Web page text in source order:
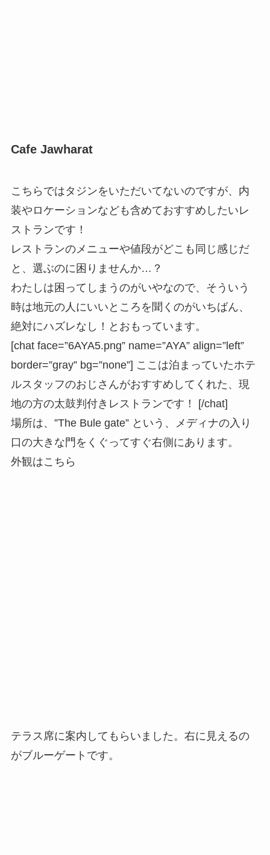
Cafe Jawharat
こちらではタジンをいただいてないのですが、内
装やロケーションなども含めておすすめしたいレ
ストランです！
レストランのメニューや値段がどこも同じ感じだ
と、選ぶのに困りませんか…？
わたしは困ってしまうのがいやなので、そういう
時は地元の人にいいところを聞くのがいちばん、
絶対にハズレなし！とおもっています。
[chat face=”6AYA5.png” name=”AYA” align=”left”
border=”gray” bg=”none”] ここは泊まっていたホテ
ルスタッフのおじさんがおすすめしてくれた、現
地の方の太鼓判付きレストランです！ [/chat]
場所は、 ”The Bule gate”という、メディナの入り
口の大きな門をくぐってすぐ右側にあります。
外観はこちら
テラス席に案内してもらいました。右に見えるの
がブルーゲートです。